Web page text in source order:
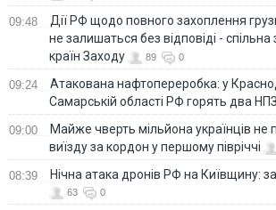
09:48
Дії РФ щодо повного захоплення
не залишаться без відповіді -
країн Заходу
89 0
09:24
Атакована нафтопереробка: у
Самарській області РФ горять два НПЗ
09:00
Майже чверть мільйона українців не
виїзду за кордон у першому півріччі
08:39 Нічна атака дронів РФ на Київщину:
63 0